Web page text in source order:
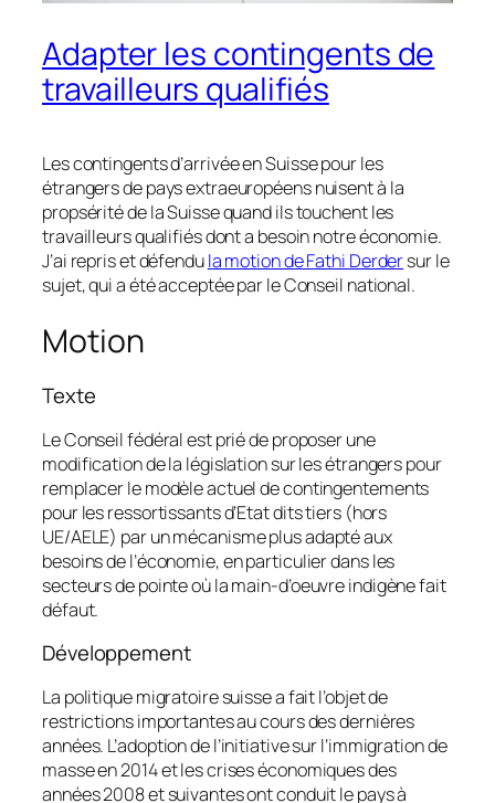
Adapter les contingents de
travailleurs qualifiés
Les contingents d’arrivée en Suisse pour les
étrangers de pays extraeuropéens nuisent à la
propsérité de la Suisse quand ils touchent les
travailleurs qualifiés dont a besoin notre économie.
J’ai repris et défendula motion de Fathi Derdersur le
sujet, qui a été acceptée par le Conseil national.
Motion
Texte
Le Conseil fédéral est prié de proposer une
modification de la législation sur les étrangers pour
remplacer le modèle actuel de contingentements
pour les ressortissants d’Etat dits tiers (hors
UE/AELE) par un mécanisme plus adapté aux
besoins de l’économie, en particulier dans les
secteurs de pointe où la main-d’oeuvre indigène fait
défaut.
Développement
La politique migratoire suisse a fait l’objet de
restrictions importantes au cours des dernières
années. L’adoption de l’initiative sur l’immigration de
masse en 2014 et les crises économiques des
années 2008 et suivantes ont conduit le pays à